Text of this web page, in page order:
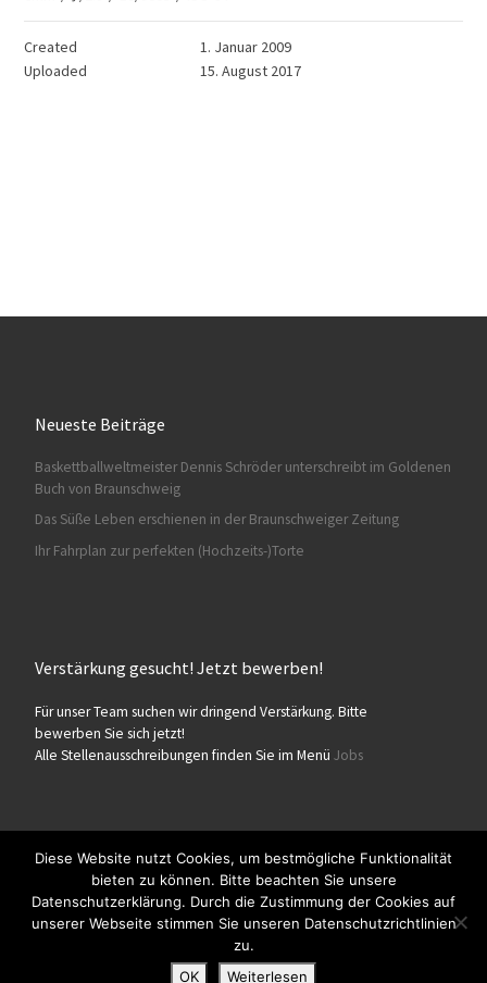
Created
1. Januar 2009
Uploaded
15. August 2017
Neueste Beiträge
Baskettballweltmeister Dennis Schröder unterschreibt im Goldenen
Buch von Braunschweig
Das Süße Leben erschienen in der Braunschweiger Zeitung
Ihr Fahrplan zur perfekten (Hochzeits-)Torte
Verstärkung gesucht! Jetzt bewerben!
Für unser Team suchen wir dringend Verstärkung. Bitte
bewerben Sie sich jetzt!
Alle Stellenausschreibungen finden Sie im Menü Jobs
© 2026Konditorei Süßes Leben– Alle Rechte vorbehalten
Präsentiert von WP – Entworfen mit demCustomizr-Theme
Diese Website nutzt Cookies, um bestmögliche Funktionalität
bieten zu können. Bitte beachten Sie unsere
Datenschutzerklärung. Durch die Zustimmung der Cookies auf
unserer Webseite stimmen Sie unseren Datenschutzrichtlinien
zu.
OK
Weiterlesen